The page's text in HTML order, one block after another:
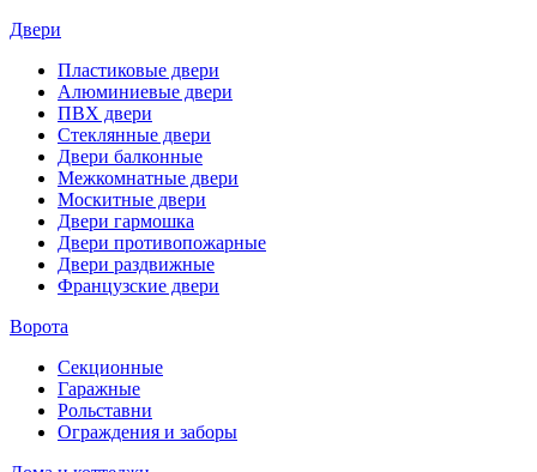
Двери
Пластиковые двери
Алюминиевые двери
ПВХ двери
Стеклянные двери
Двери балконные
Межкомнатные двери
Москитные двери
Двери гармошка
Двери противопожарные
Двери раздвижные
Французские двери
Ворота
Секционные
Гаражные
Рольставни
Ограждения и заборы